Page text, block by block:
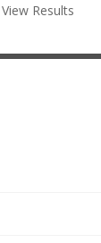
View Results